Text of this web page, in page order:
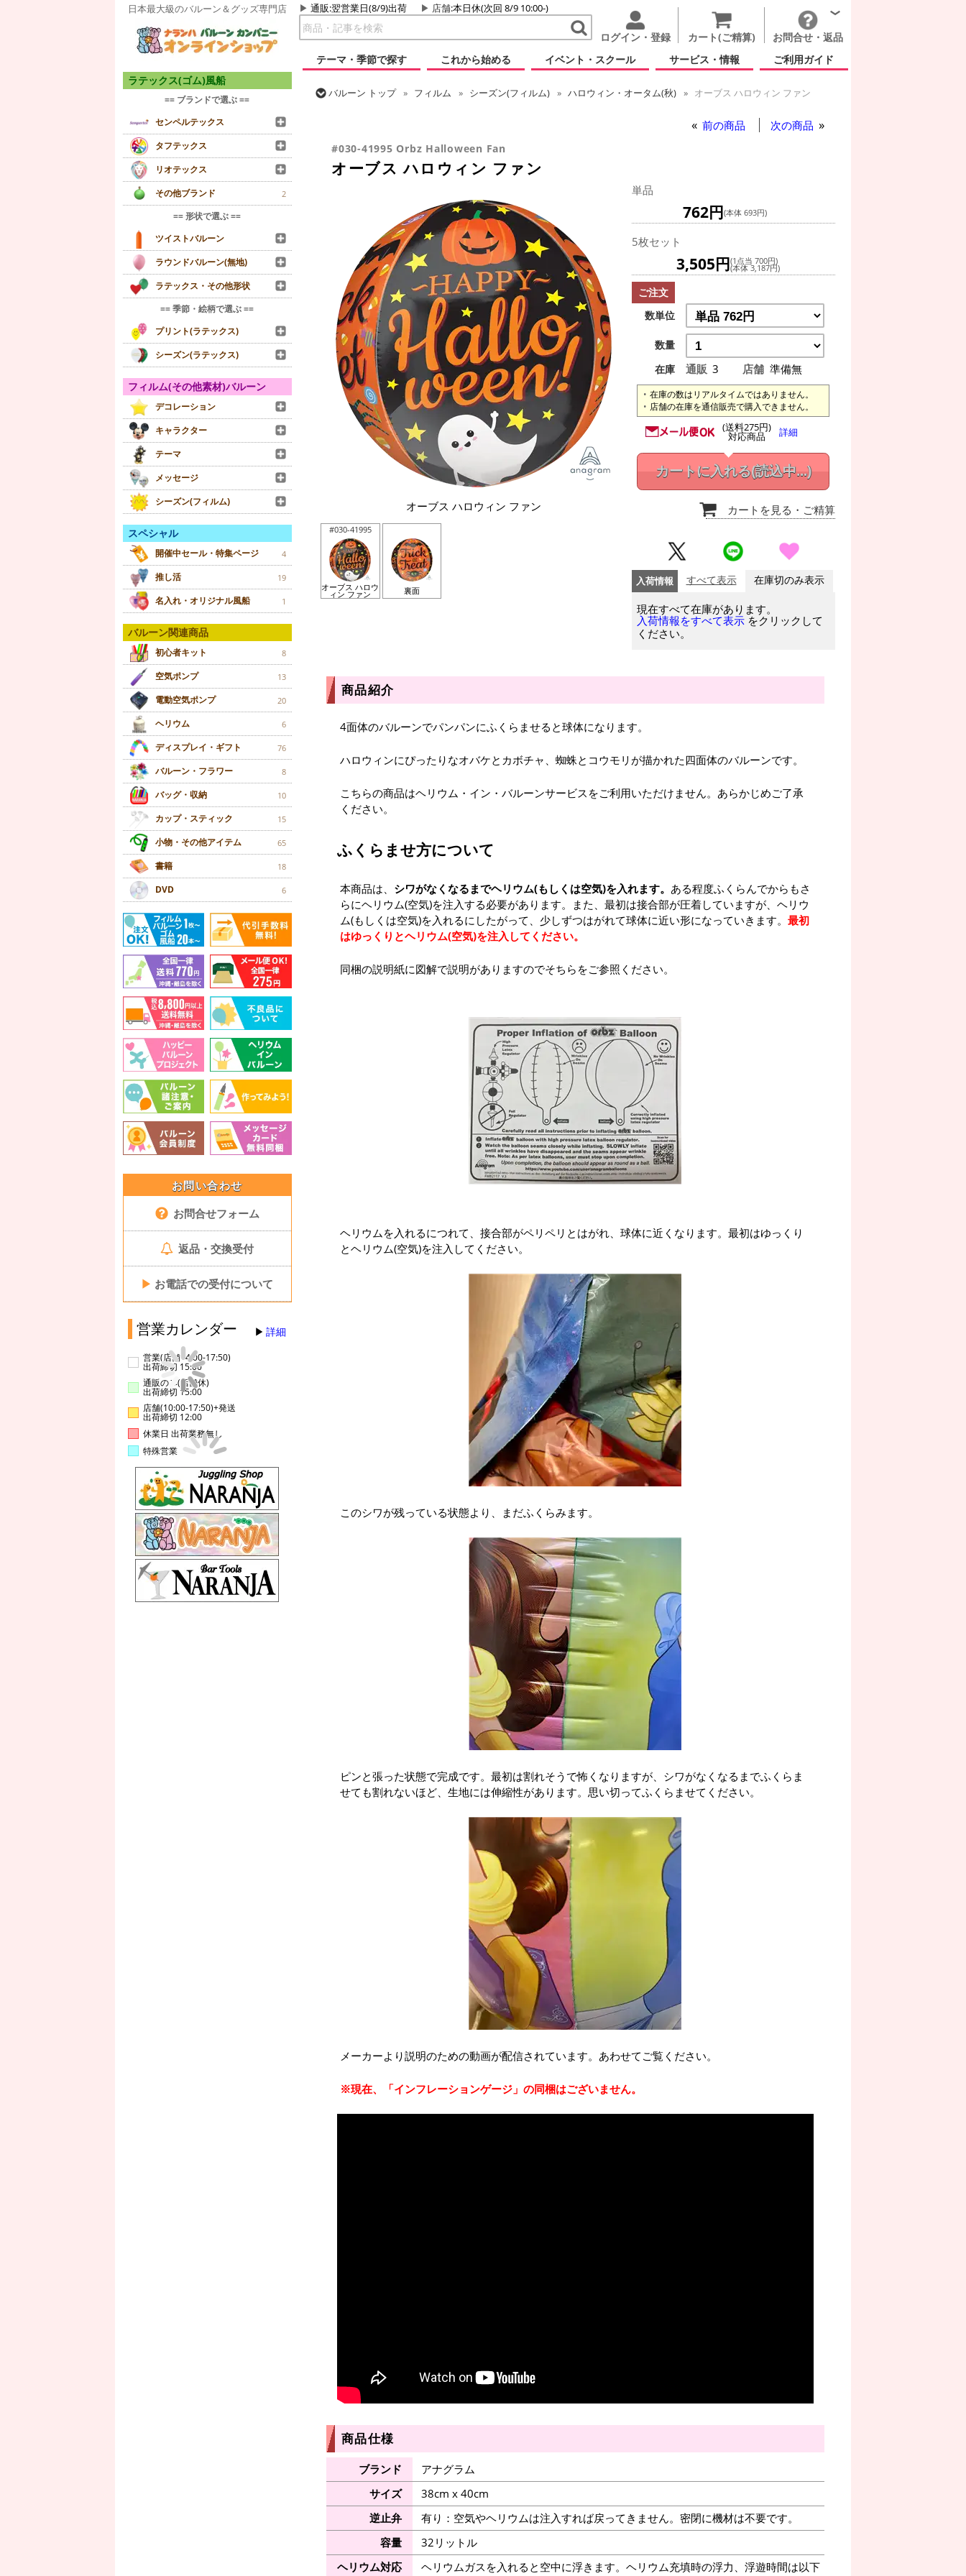
日本最大級のバルーン＆グッズ専門店 通販:翌営業日(8/9)出荷 店舗:本日休(次回 8/9 10:00-)
ログイン・登録 カート(ご精算)
お問合せ・返品
テーマ・季節で探す
これから始める イベント・スクール サービス・情報 ご利用ガイド
ラテックス(ゴム)風船
== ブランドで選ぶ ==
センペルテックス
タフテックス
リオテックス
その他ブランド
2
== 形状で選ぶ ==
ツイストバルーン
ラウンドバルーン(無地)
ラテックス・その他形状
== 季節・絵柄で選ぶ ==
プリント(ラテックス)
シーズン(ラテックス)
フィルム(その他素材)バルーン
デコレーション
キャラクター
テーマ
メッセージ
シーズン(フィルム)
スペシャル
開催中セール・特集ページ 4
推し活 19
名入れ・オリジナル風船 1
バルーン関連商品
初心者キット 8
空気ポンプ 13
電動空気ポンプ 20
ヘリウム 6
ディスプレイ・ギフト 76
バルーン・フラワー 8
バッグ・収納 10
カップ・スティック 15
小物・その他アイテム 65
書籍 18
DVD 6
お問い合わせ
お問合せフォーム
返品・交換受付
▶ お電話での受付について
営業カレンダー 詳細
営業(店舗14:00-17:50)
出荷締切 15:00
通販のみ(店舗休)
出荷締切 15:00
店舗(10:00-17:50)+発送
出荷締切 12:00
休業日 出荷業務無し
特殊営業
バルーン トップ フィルム シーズン(フィルム) ハロウィン・オータム(秋)
オーブス ハロウィン ファン
前の商品 次の商品
#030-41995 Orbz Halloween Fan
オーブス ハロウィン ファン
オーブス ハロウィン ファン
#030-41995
オーブス ハロウ
ィン ファン 裏面
単品
762円(本体 693円)
5枚セット
3,505円(1点当 700円)
(本体 3,187円)
ご注文
数単位
数量
在庫
通販 3 店舗 準備無
在庫の数はリアルタイムではありません。
店舗の在庫を通信販売で購入できません。
(送料275円)
対応商品 詳細
カートに入れる(読込中...)
カートを見る ・ご精算
入荷情報 すべて表示 在庫切のみ表示
現在すべて在庫があります。
入荷情報をすべて表示 をクリックして
ください。
商品紹介
4面体のバルーンでパンパンにふくらませると球体になります。
ハロウィンにぴったりなオバケとカボチャ、蜘蛛とコウモリが描かれた四面体のバルーンです。
こちらの商品はヘリウム・イン・バルーンサービスをご利用いただけません。あらかじめご了承
ください。
ふくらませ方について
本商品は、 シワがなくなるまでヘリウム(もしくは空気)を入れます。 ある程度ふくらんでからもさ
らにヘリウム(空気)を注入する必要があります。また、最初は接合部が圧着していますが、ヘリウ
ム(もしくは空気)を入れるにしたがって、少しずつはがれて球体に近い形になっていきます。 最初
はゆっくりとヘリウム(空気)を注入してください。
同梱の説明紙に図解で説明がありますのでそちらをご参照ください。
ヘリウムを入れるにつれて、接合部がペリペリとはがれ、球体に近くなります。最初はゆっくり
とヘリウム(空気)を注入してください。
このシワが残っている状態より、まだふくらみます。
ピンと張った状態で完成です。最初は割れそうで怖くなりますが、シワがなくなるまでふくらま
せても割れないほど、生地には伸縮性があります。思い切ってふくらませてください。
メーカーより説明のための動画が配信されています。あわせてご覧ください。
※現在、「インフレーションゲージ」の同梱はございません。
商品仕様
ブランド
アナグラム
サイズ
38cm x 40cm
逆止弁
有り：空気やヘリウムは注入すれば戻ってきません。密閉に機材は不要です。
容量
32リットル
ヘリウム対応
ヘリウムガスを入れると空中に浮きます。ヘリウム充填時の浮力、浮遊時間は以下